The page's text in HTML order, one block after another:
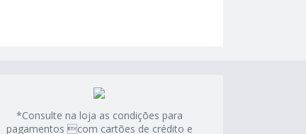
*Consulte na loja as condições para
pagamentos com cartões de crédito e